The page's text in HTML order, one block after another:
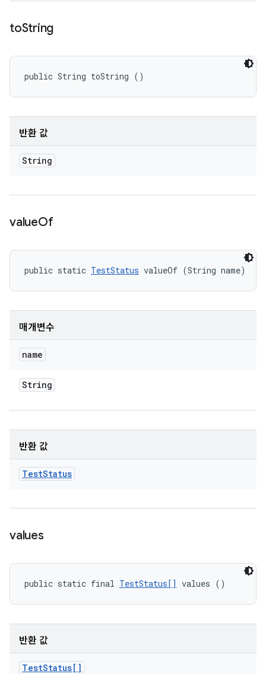
toString
public String toString ()
반환 값
String
valueOf
public static TestStatus valueOf (String name)
매개변수
name
String
반환 값
TestStatus
values
public static final TestStatus[] values ()
반환 값
TestStatus[]